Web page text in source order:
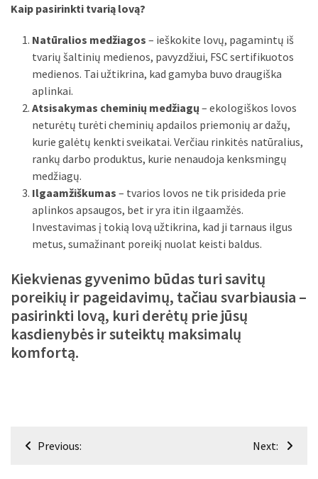
Kaip pasirinkti tvarią lovą?
Natūralios medžiagos – ieškokite lovų, pagamintų iš
tvarių šaltinių medienos, pavyzdžiui, FSC sertifikuotos
medienos. Tai užtikrina, kad gamyba buvo draugiška
aplinkai.
Atsisakymas cheminių medžiagų – ekologiškos lovos
neturėtų turėti cheminių apdailos priemonių ar dažų,
kurie galėtų kenkti sveikatai. Verčiau rinkitės natūralius,
rankų darbo produktus, kurie nenaudoja kenksmingų
medžiagų.
Ilgaamžiškumas – tvarios lovos ne tik prisideda prie
aplinkos apsaugos, bet ir yra itin ilgaamžės.
Investavimas į tokią lovą užtikrina, kad ji tarnaus ilgus
metus, sumažinant poreikį nuolat keisti baldus.
Kiekvienas gyvenimo būdas turi savitų
poreikių ir pageidavimų, tačiau svarbiausia –
pasirinkti lovą, kuri derėtų prie jūsų
kasdienybės ir suteiktų maksimalų
komfortą.
Navigacija
Previous: Next: